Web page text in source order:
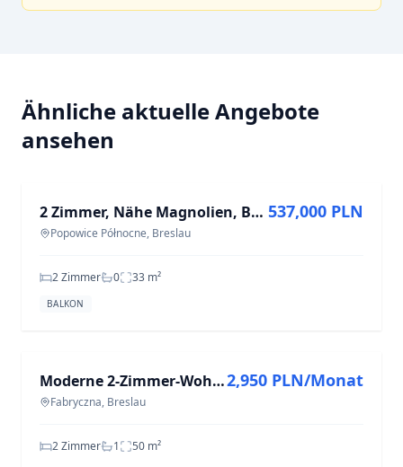
Ähnliche aktuelle Angebote
ansehen
2 Zimmer, Nähe Magnolien, Balkon, Aufzug, Sofort verfügbar
Popowice Północne, Breslau
537,000 PLN
2 Zimmer 0 33 m²
BALKON
Moderne 2-Zimmer-Wohnung in Fabryczna, 50 m²
Fabryczna, Breslau
2,950 PLN/Monat
2 Zimmer 1 50 m²